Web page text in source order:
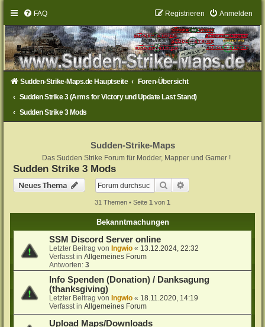
FAQ Anmelden
Registrieren
Sudden-Strike-Maps.de Hauptseite
Foren-Übersicht
Sudden Strike 3 (Arms for Victory und Update Last Stand)
Sudden Strike 3 Mods
Sudden-Strike-Maps
Das Sudden Strike Forum für Modder, Mapper und Gamer !
Sudden Strike 3 Mods
Neues Thema
Suche
31 Themen • Seite 1 von 1
Bekanntmachungen
SSM Discord Server online
Letzter Beitrag von Ingwio « 13.12.2024, 22:32
Verfasst inAllgemeines Forum
Antworten:3
Info Spenden (Donation) / Danksagung
(thanksgiving)
Letzter Beitrag von Ingwio « 18.11.2020, 14:19
Verfasst inAllgemeines Forum
Upload Maps/Downloads